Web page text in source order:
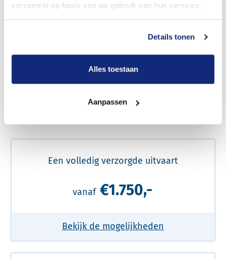
verzameld op basis van uw gebruik van hun services.
Details tonen
Alles toestaan
Aanpassen
Een betere uitvaart ervaring voor een betere
Een volledig verzorgde uitvaart
vanaf €1.750,-
Bekijk de mogelijkheden